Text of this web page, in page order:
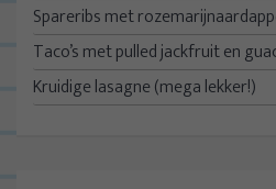
Spareribs met
Taco’s met pulled jackfruit en
Kruidige lasagne (mega lekker!)